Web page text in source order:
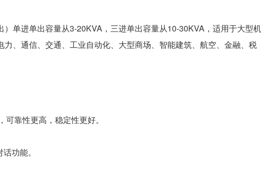
单进单出容量从3-20KVA，三进单出容量从10-30KVA，适用于大型机
、通信、交通、工业自动化、大型商场、智能建筑、航空、金融、税
靠性更高，稳定性更好。
功能。